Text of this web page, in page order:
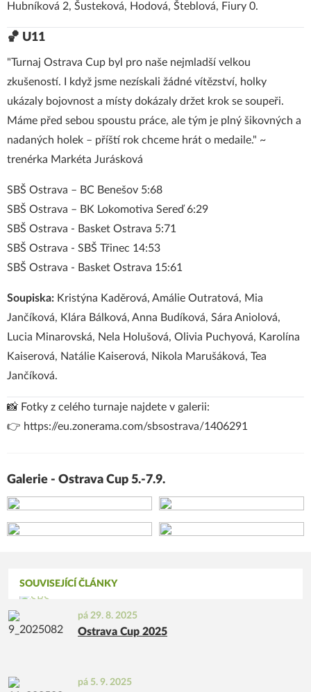
Hubníková 2, Šusteková, Hodová, Šteblová, Fiury 0.
🏀 U11
"Turnaj Ostrava Cup byl pro naše nejmladší velkou
zkušeností. I když jsme nezískali žádné vítězství, holky
ukázaly bojovnost a místy dokázaly držet krok se soupeři.
Máme před sebou spoustu práce, ale tým je plný šikovných a
nadaných holek – příští rok chceme hrát o medaile." ~
trenérka Markéta Jurásková
SBŠ Ostrava – BC Benešov 5:68
SBŠ Ostrava – BK Lokomotiva Sereď 6:29
SBŠ Ostrava - Basket Ostrava 5:71
SBŠ Ostrava - SBŠ Třinec 14:53
SBŠ Ostrava - Basket Ostrava 15:61
Soupiska: Kristýna Kaděrová, Amálie Outratová, Mia
Jančíková, Klára Bálková, Anna Budíková, Sára Aniolová,
Lucia Minarovská, Nela Holušová, Olivia Puchyová, Karolína
Kaiserová, Natálie Kaiserová, Nikola Marušáková, Tea
Jančíková.
📸 Fotky z celého turnaje najdete v galerii:
👉 https://eu.zonerama.com/sbsostrava/1406291
Galerie - Ostrava Cup 5.-7.9.
SOUVISEJÍCÍ ČLÁNKY
pá 29. 8. 2025
Ostrava Cup 2025
pá 5. 9. 2025